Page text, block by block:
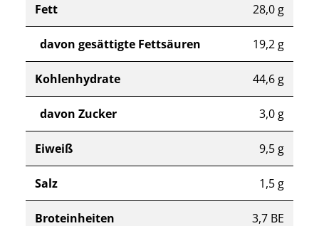
Fett 28,0 g
davon gesättigte Fettsäuren 19,2 g
Kohlenhydrate 44,6 g
davon Zucker 3,0 g
Eiweiß 9,5 g
Salz 1,5 g
Broteinheiten 3,7 BE